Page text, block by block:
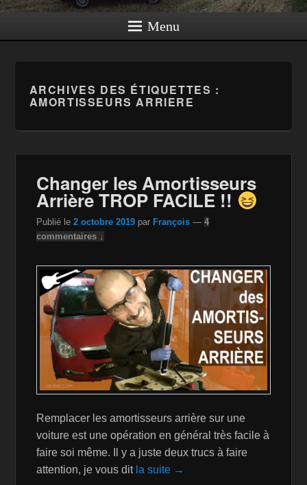
Menu
ARCHIVES DES ÉTIQUETTES :
AMORTISSEURS ARRIERE
Changer les Amortisseurs
Arrière TROP FACILE !!
Publié le2 octobre 2019 par François —4
commentaires ↓
Remplacer les amortisseurs arrière sur une
voiture est une opération en général très facile à
faire soi même. Il y a juste deux trucs à faire
attention, je vous dit la suite →